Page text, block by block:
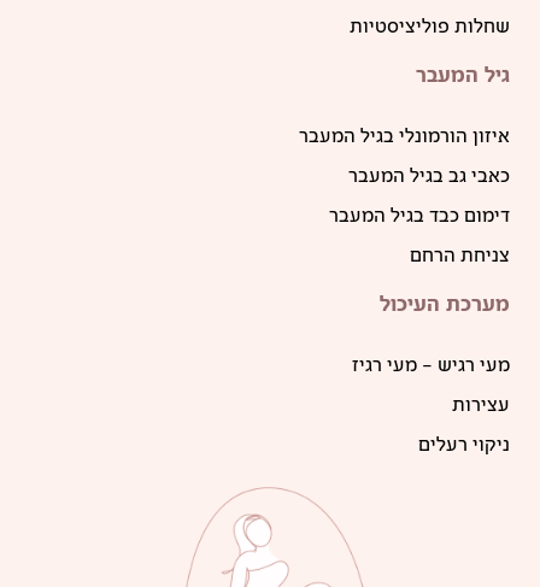
שחלות פוליציסטיות
גיל המעבר
איזון הורמונלי בגיל המעבר
כאבי גב בגיל המעבר
דימום כבד בגיל המעבר
צניחת הרחם
מערכת העיכול
מעי רגיש – מעי רגיז
עצירות
ניקוי רעלים